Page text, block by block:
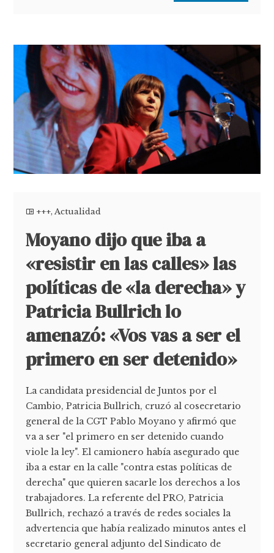
+++,Actualidad
Moyano dijo que iba a
«resistir en las calles» las
políticas de «la derecha» y
Patricia Bullrich lo
amenazó: «Vos vas a ser el
primero en ser detenido»
La candidata presidencial de Juntos por el
Cambio, Patricia Bullrich, cruzó al cosecretario
general de la CGT Pablo Moyano y afirmó que
va a ser "el primero en ser detenido cuando
viole la ley". El camionero había asegurado que
iba a estar en la calle "contra estas políticas de
derecha" que quieren sacarle los derechos a los
trabajadores. La referente del PRO, Patricia
Bullrich, rechazó a través de redes sociales la
advertencia que había realizado minutos antes el
secretario general adjunto del Sindicato de